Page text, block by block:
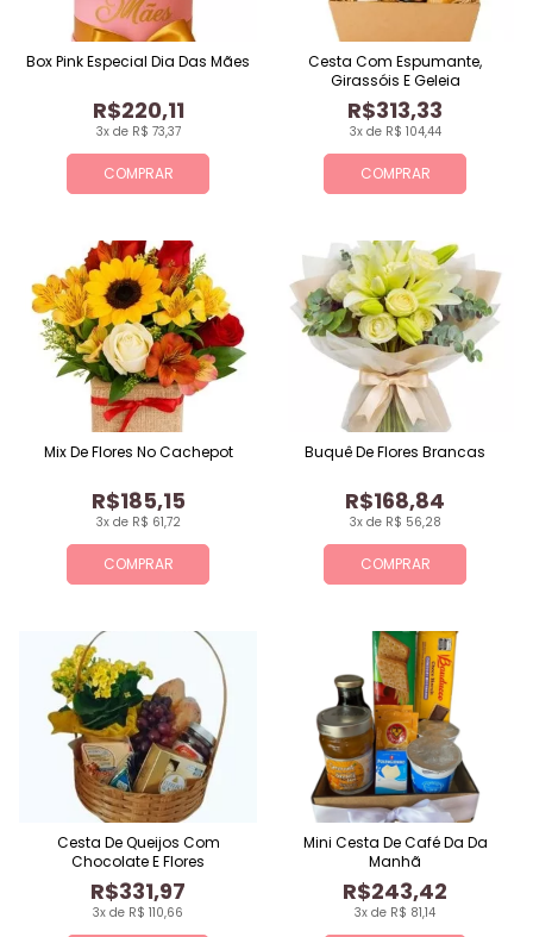
COMPRAR
3x de R$ 73,37
R$220,11
Box Pink Especial Dia Das Mães
COMPRAR
3x de R$ 104,44
R$313,33
Cesta Com Espumante,
Girassóis E Geleia
COMPRAR
3x de R$ 61,72
R$185,15
Mix De Flores No Cachepot
COMPRAR
3x de R$ 56,28
R$168,84
Buquê De Flores Brancas
3x de R$ 110,66
R$331,97
Cesta De Queijos Com
Chocolate E Flores
3x de R$ 81,14
R$243,42
Mini Cesta De Café Da Da
Manhã